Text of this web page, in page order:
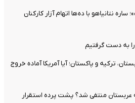
نتانیاهو با ده‌ها اتهام آزار کارکنان
را به دست گرفتیم
ترکیه و پاکستان؛ آیا آمریکا آماده خروج
عربستان منتفی شد؟ پشت پرده استقرار